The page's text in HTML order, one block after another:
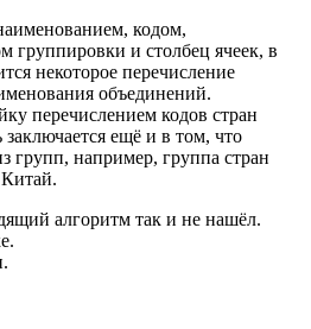
кодом,
группировки и столбец ячеек, в
некоторое перечисление
объединений.
перечислением кодов стран
ещё и в том, что
групп, например, группа стран
алгоритм так и не нашёл.